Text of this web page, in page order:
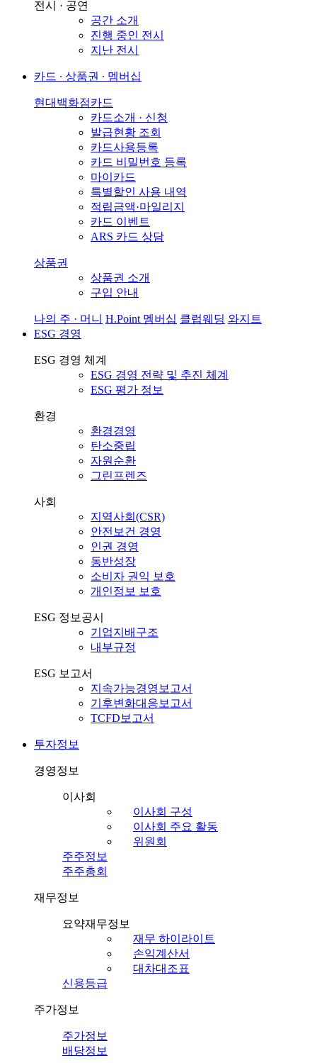
전시 · 공연
공간 소개
진행 중인 전시
지난 전시
카드 ∙ 상품권 ∙ 멤버십
현대백화점카드
카드소개 · 신청
발급현황 조회
카드사용등록
카드 비밀번호 등록
마이카드
특별할인 사용 내역
적립금액·마일리지
카드 이벤트
ARS 카드 상담
상품권
상품권 소개
구입 안내
나의 주 · 머니 H.Point 멤버십 클럽웨딩 와지트
ESG 경영
ESG 경영 체계
ESG 경영 전략 및 추진 체계
ESG 평가 정보
환경
환경경영
탄소중립
자원순환
그린프렌즈
사회
지역사회(CSR)
안전보건 경영
인권 경영
동반성장
소비자 권익 보호
개인정보 보호
ESG 정보공시
기업지배구조
내부규정
ESG 보고서
지속가능경영보고서
기후변화대응보고서
TCFD보고서
투자정보
경영정보
이사회
이사회 구성
이사회 주요 활동
위원회
주주정보
주주총회
재무정보
요약재무정보
재무 하이라이트
손익계산서
대차대조표
신용등급
주가정보
주가정보
배당정보